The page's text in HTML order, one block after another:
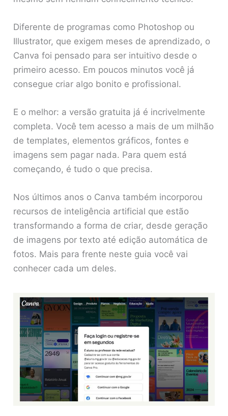
Diferente de programas como Photoshop ou
Illustrator, que exigem meses de aprendizado, o
Canva foi pensado para ser intuitivo desde o
primeiro acesso. Em poucos minutos você já
consegue criar algo bonito e profissional.
E o melhor: a versão gratuita já é incrivelmente
completa. Você tem acesso a mais de um milhão
de templates, elementos gráficos, fontes e
imagens sem pagar nada. Para quem está
começando, é tudo o que precisa.
Nos últimos anos o Canva também incorporou
recursos de inteligência artificial que estão
transformando a forma de criar, desde geração
de imagens por texto até edição automática de
fotos. Mais para frente neste guia você vai
conhecer cada um deles.